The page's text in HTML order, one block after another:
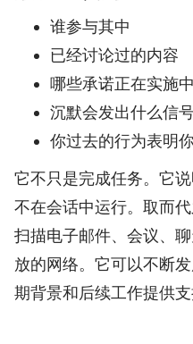
谁参与其中
已经讨论过的内容
哪些承诺正在实施中
沉默会发出什么信
你过去的行为表明
它不只是完成任务。它
不在会话中运行。取而
扫描电子邮件、会议、
放的网络。它可以不断
期背景和后续工作提供支